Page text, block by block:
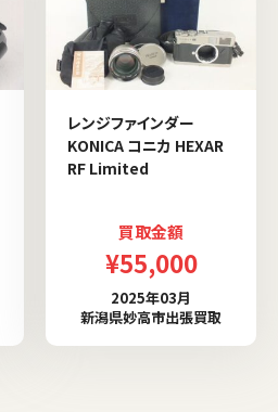
レンジファインダー
KONICA コニカ HEXAR
RF Limited
買取金額
¥55,000
2025年03月
新潟県妙高市出張買取